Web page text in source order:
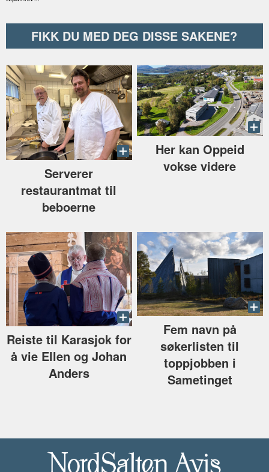
FIKK DU MED DEG DISSE SAKENE?
Serverer
restaurantmat til
beboerne
Her kan Oppeid
vokse videre
Reiste til Karasjok for
å vie Ellen og Johan
Anders
Fem navn på
søkerlisten til
toppjobben i
Sametinget